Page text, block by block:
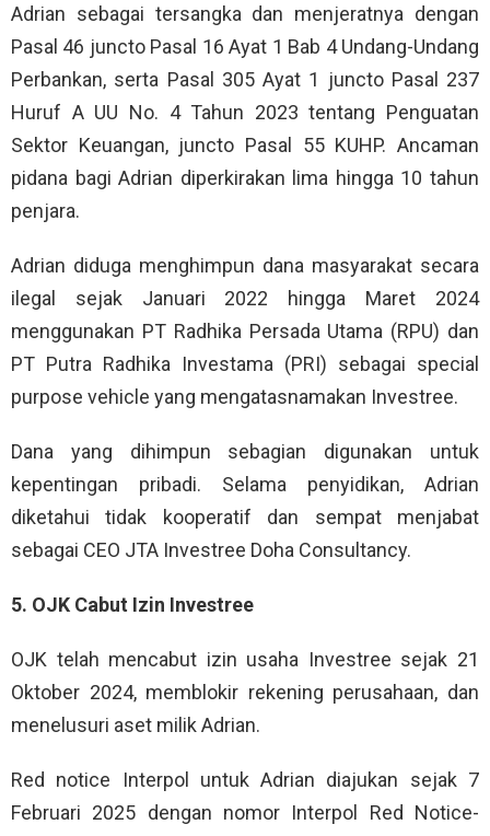
Adrian sebagai tersangka dan menjeratnya dengan
Pasal 46 juncto Pasal 16 Ayat 1 Bab 4 Undang-Undang
Perbankan, serta Pasal 305 Ayat 1 juncto Pasal 237
Huruf A UU No. 4 Tahun 2023 tentang Penguatan
Sektor Keuangan, juncto Pasal 55 KUHP. Ancaman
pidana bagi Adrian diperkirakan lima hingga 10 tahun
penjara.
Adrian diduga menghimpun dana masyarakat secara
ilegal sejak Januari 2022 hingga Maret 2024
menggunakan PT Radhika Persada Utama (RPU) dan
PT Putra Radhika Investama (PRI) sebagai special
purpose vehicle yang mengatasnamakan Investree.
Dana yang dihimpun sebagian digunakan untuk
kepentingan pribadi. Selama penyidikan, Adrian
diketahui tidak kooperatif dan sempat menjabat
sebagai CEO JTA Investree Doha Consultancy.
5. OJK Cabut Izin Investree
OJK telah mencabut izin usaha Investree sejak 21
Oktober 2024, memblokir rekening perusahaan, dan
menelusuri aset milik Adrian.
Red notice Interpol untuk Adrian diajukan sejak 7
Februari 2025 dengan nomor Interpol Red Notice-